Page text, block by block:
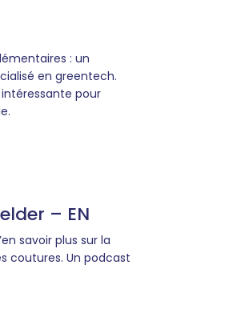
: un
en greentech.
pour
– EN
savoir plus sur la
coutures. Un podcast